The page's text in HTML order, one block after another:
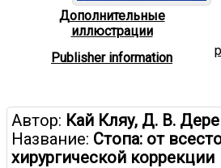
Дополнительные
иллюстрации
Publisher information
Автор: Кай Кляу, Д. В.
Название: Стопа: от
хирургической коррекции